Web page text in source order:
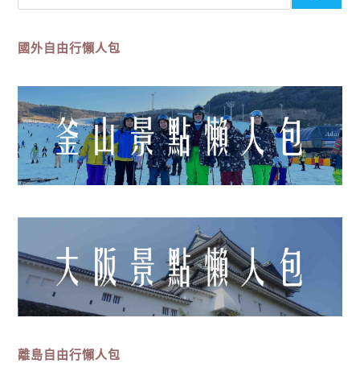
國外自由行懶人包
離島自由行懶人包